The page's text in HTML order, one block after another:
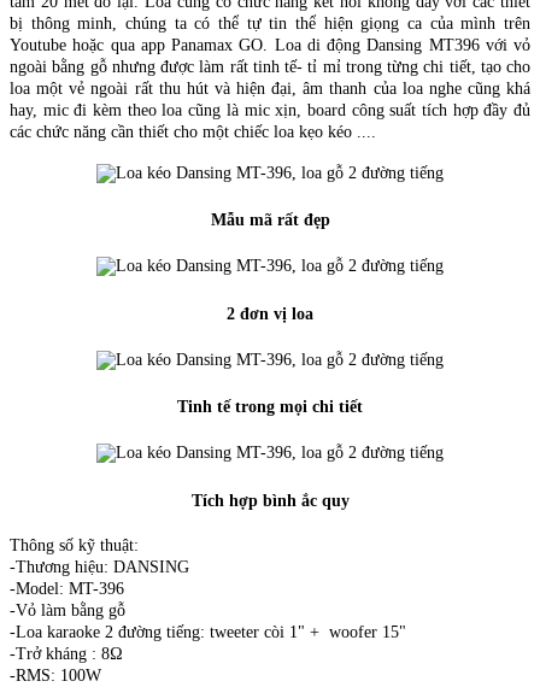
bị thông minh, chúng ta có thể tự tin thể hiện giọng ca của mình trên
Youtube hoặc qua app Panamax GO. Loa di động Dansing MT396 với vỏ
ngoài bằng gỗ nhưng được làm rất tinh tế- tỉ mỉ trong từng chi tiết, tạo cho
loa một vẻ ngoài rất thu hút và hiện đại, âm thanh của loa nghe cũng khá
hay, mic đi kèm theo loa cũng là mic xịn, board công suất tích hợp đầy đủ
các chức năng cần thiết cho một chiếc loa kẹo kéo ....
Mẫu mã rất đẹp
2 đơn vị loa
Tinh tế trong mọi chi tiết
Tích hợp bình ắc quy
Thông số kỹ thuật:
-Thương hiệu: DANSING
-Model: MT-396
-Vỏ làm bằng gỗ
-Loa karaoke 2 đường tiếng: tweeter còi 1" + woofer 15"
-Trở kháng : 8Ω
-RMS: 100W